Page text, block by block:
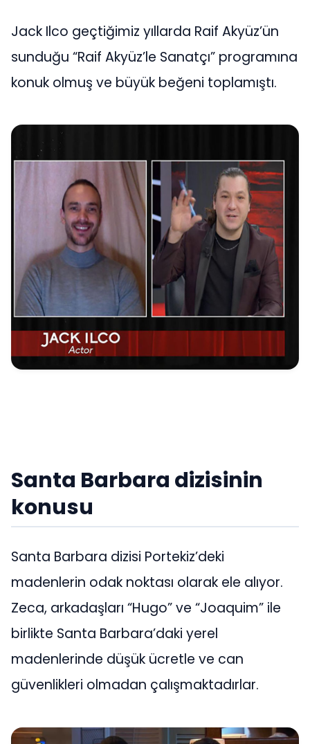
Jack Ilco geçtiğimiz yıllarda Raif Akyüz’ün
sunduğu “Raif Akyüz’le Sanatçı” programına
konuk olmuş ve büyük beğeni toplamıştı.
Santa Barbara dizisinin
konusu
Santa Barbara dizisi Portekiz’deki
madenlerin odak noktası olarak ele alıyor.
Zeca, arkadaşları “Hugo” ve “Joaquim” ile
birlikte Santa Barbara’daki yerel
madenlerinde düşük ücretle ve can
güvenlikleri olmadan çalışmaktadırlar.